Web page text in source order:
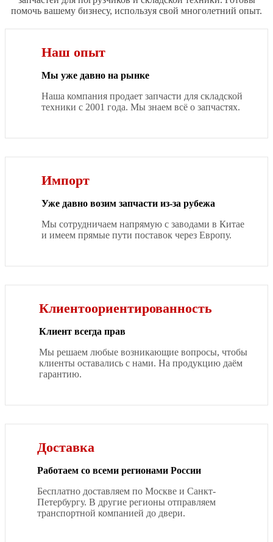
помочь вашему бизнесу, используя свой многолетний опыт.
Наш опыт
Мы уже давно на рынке
Наша компания продает запчасти для складской
техники с 2001 года. Мы знаем всё о запчастях.
Импорт
Уже давно возим запчасти из-за рубежа
Мы сотрудничаем напрямую с заводами в Китае
и имеем прямые пути поставок через Европу.
Клиентоориентированность
Клиент всегда прав
Мы решаем любые возникающие вопросы, чтобы
клиенты оставались с нами. На продукцию даём
гарантию.
Доставка
Работаем со всеми регионами России
Бесплатно доставляем по Москве и Санкт-
Петербургу. В другие регионы отправляем
транспортной компанией до двери.